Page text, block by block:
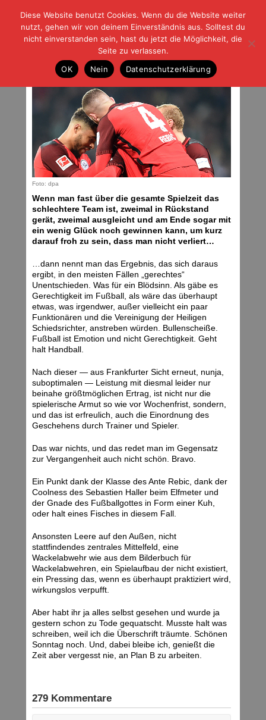
| | |BLOG-GFußball und der Rest
HOME|REGELN|IMPRESSUM |DATENSCHUTZ
Pünktchen und Ante
Sonntag, 27.01.19 | 08:03 Uhr
Foto: dpa
Wenn man fast über die gesamte Spielzeit das
schlechtere Team ist, zweimal in Rückstand
gerät, zweimal ausgleicht und am Ende sogar mit
ein wenig Glück noch gewinnen kann, um kurz
darauf froh zu sein, dass man nicht verliert…
…dann nennt man das Ergebnis, das sich daraus
ergibt, in den meisten Fällen „gerechtes“
Unentschieden. Was für ein Blödsinn. Als gäbe es
Gerechtigkeit im Fußball, als wäre das überhaupt
etwas, was irgendwer, außer vielleicht ein paar
Funktionären und die Vereinigung der Heiligen
Schiedsrichter, anstreben würden. Bullenscheiße.
Fußball ist Emotion und nicht Gerechtigkeit. Geht
halt Handball.
Nach dieser — aus Frankfurter Sicht erneut, nunja,
suboptimalen — Leistung mit diesmal leider nur
beinahe größtmöglichen Ertrag, ist nicht nur die
spielerische Armut so wie vor Wochenfrist, sondern,
und das ist erfreulich, auch die Einordnung des
Geschehens durch Trainer und Spieler.
Das war nichts, und das redet man im Gegensatz
zur Vergangenheit auch nicht schön. Bravo.
Ein Punkt dank der Klasse des Ante Rebic, dank der
Coolness des Sebastien Haller beim Elfmeter und
der Gnade des Fußballgottes in Form einer Kuh,
oder halt eines Fisches in diesem Fall.
Ansonsten Leere auf den Außen, nicht
stattfindendes zentrales Mittelfeld, eine
Wackelabwehr wie aus dem Bilderbuch für
Wackelabwehren, ein Spielaufbau der nicht existiert,
ein Pressing das, wenn es überhaupt praktiziert wird,
wirkungslos verpufft.
Aber habt ihr ja alles selbst gesehen und wurde ja
gestern schon zu Tode gequatscht. Musste halt was
schreiben, weil ich die Überschrift träumte. Schönen
Sonntag noch. Und, dabei bleibe ich, genießt die
Zeit aber vergesst nie, an Plan B zu arbeiten.
279 Kommentare
Diese Website benutzt Cookies. Wenn du die Website weiter
nutzt, gehen wir von deinem Einverständnis aus. Solltest du
nicht einverstanden sein, hast du jetzt die Möglichkeit, die
Seite zu verlassen.
OK
Nein Datenschutzerklärung